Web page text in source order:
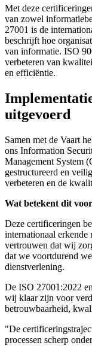
Met deze
van zowel
27001 is de
beschrijft hoe
van informatie. ISO
verbeteren van
en efficiëntie.
uitgevoerd
Samen met de Vaart
ons Information
Management System
gestructureerd en
verbeteren en de
Wat betekent dit
Deze certificeringen
internationaal
vertrouwen dat wij
dat we voortdurend
dienstverlening.
De ISO 27001:2022
wij klaar zijn voor
betrouwbaarheid,
"De
processen scherp